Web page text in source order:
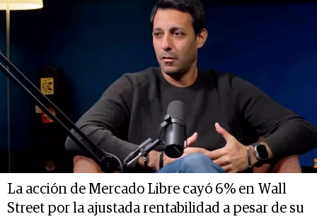
La acción de Mercado Libre cayó 6% en Wall
Street por la ajustada rentabilidad a pesar de su